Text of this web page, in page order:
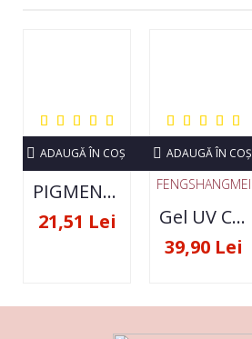
PIGMENT NEON SET 12 CULORI
21,51 Lei
ADAUGĂ ÎN COŞ
FENGSHANGMEI
Gel UV Constructie FSM 50ML - 07
39,90 Lei
ADAUGĂ ÎN COŞ